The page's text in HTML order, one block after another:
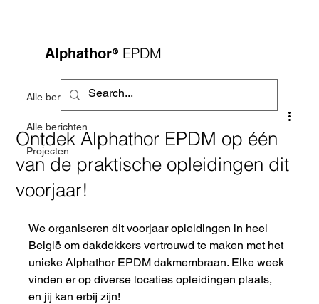
Alphathor® EPDM
Alle berichten
Projecten
Alle berichten
Ontdek Alphathor EPDM op één
van de praktische opleidingen dit
voorjaar!
We organiseren dit voorjaar opleidingen in heel
België om dakdekkers vertrouwd te maken met het
unieke Alphathor EPDM dakmembraan. Elke week
vinden er op diverse locaties opleidingen plaats,
en jij kan erbij zijn!